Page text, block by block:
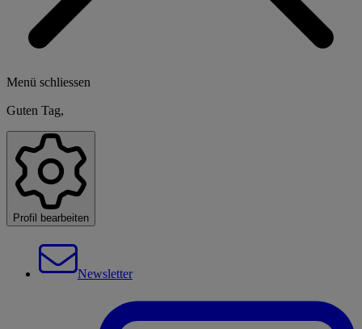
Menü schliessen
Guten Tag,
Profil bearbeiten
Newsletter